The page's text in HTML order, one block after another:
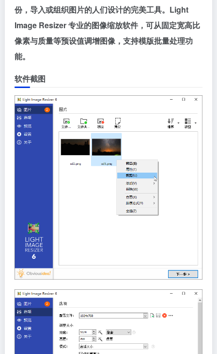
份，导入或组织图片的人们设计的完美工具。Light
Image Resizer 专业的图像缩放软件，可从固定宽高比
像素与质量等预设值调增图像，支持模版批量处理功
能。
软件截图